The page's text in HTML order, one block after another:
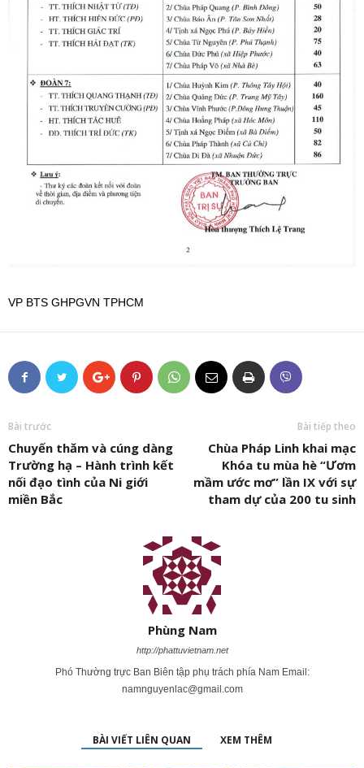
VP BTS GHPGVN TPHCM
Bài trước
Chuyến thăm và cúng dàng
Trường hạ – Hành trình kết
nối đạo tình của Ni giới
miền Bắc
Bài tiếp theo
Chùa Pháp Linh khai mạc
Khóa tu mùa hè “Ươm
mầm ước mơ” lần IX với sự
tham dự của 200 tu sinh
Phùng Nam
http://phattuvietnam.net
Phó Thường trực Ban Biên tập phụ trách phía Nam Email:
namnguyenlac@gmail.com
BÀI VIẾT LIÊN QUAN XEM THÊM